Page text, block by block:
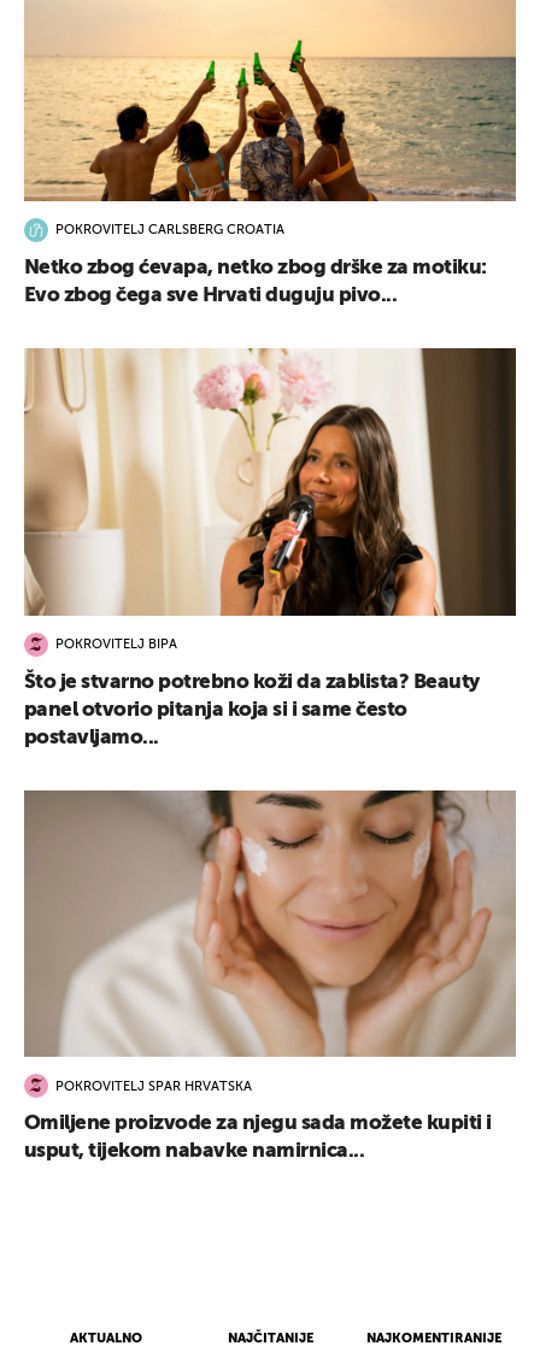
AKTUALNO NAJČITANIJE NAJKOMENTIRANIJE
POKROVITELJ CARLSBERG CROATIA
Netko zbog ćevapa, netko zbog drške za motiku:
Evo zbog čega sve Hrvati duguju pivo...
POKROVITELJ BIPA
Što je stvarno potrebno koži da zablista? Beauty
panel otvorio pitanja koja si i same često
postavljamo...
POKROVITELJ SPAR HRVATSKA
Omiljene proizvode za njegu sada možete kupiti i
usput, tijekom nabavke namirnica...